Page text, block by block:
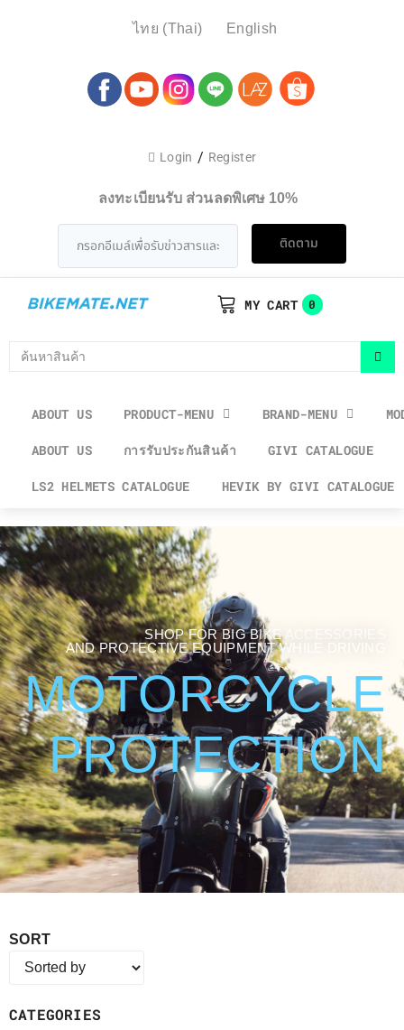
ไทย (Thai) English
ลงทะเบียนรับ ส่วนลดพิเศษ 10%
ติดตาม
Login / Register
ABOUT US PRODUCT-MENU BRAND-MENU
ABOUT US การรับประกันสินค้า GIVI CATALOGUE
LS2 HELMETS CATALOGUE HEVIK BY GIVI CATALOGUE
MY CART 0
SHOP FOR BIG BIKE ACCESSORIES
AND PROTECTIVE EQUIPMENT WHILE DRIVING
MOTORCYCLE
PROTECTION
SORT
CATEGORIES